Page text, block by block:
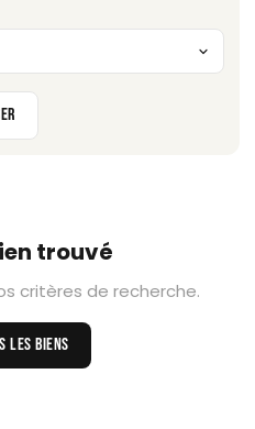
trouvé
critères de recherche.
LES BIENS